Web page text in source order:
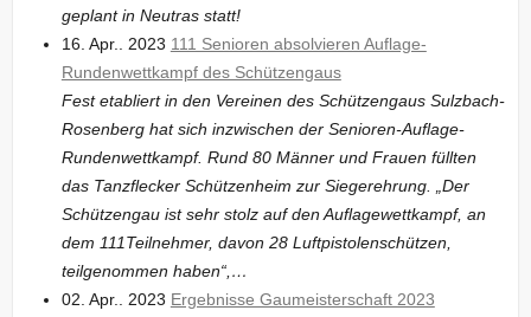
geplant in Neutras statt!
16. Apr.. 2023 111 Senioren absolvieren Auflage-
Rundenwettkampf des Schützengaus
Fest etabliert in den Vereinen des Schützengaus Sulzbach-
Rosenberg hat sich inzwischen der Senioren-Auflage-
Rundenwettkampf. Rund 80 Männer und Frauen füllten
das Tanzflecker Schützenheim zur Siegerehrung. „Der
Schützengau ist sehr stolz auf den Auflagewettkampf, an
dem 111Teilnehmer, davon 28 Luftpistolenschützen,
teilgenommen haben“,…
02. Apr.. 2023 Ergebnisse Gaumeisterschaft 2023